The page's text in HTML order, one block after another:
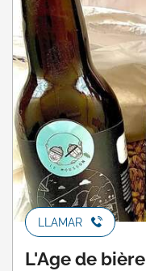
LLAMAR
L'Age de bière